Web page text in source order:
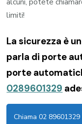
limiti!
La sicurezza è
parla di porte
porte
0289601329
Chiama 02